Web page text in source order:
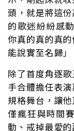
頭，就是將這
的歌迷紛紛感
你真的真的真
能說實至名歸
除了首度角逐
手合體擔任表
規格舞台，讓
僅瘋狂與時間
動、戒掉最愛